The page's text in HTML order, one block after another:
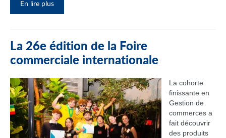
En lire plus
La 26e édition de la Foire
commerciale internationale
La cohorte
finissante en
Gestion de
commerces a
fait découvrir
des produits